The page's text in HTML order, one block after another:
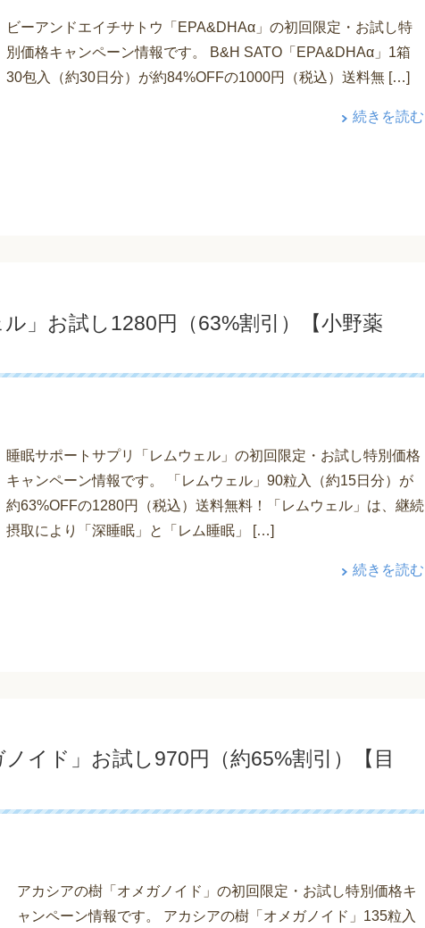
ビーアンドエイチサトウ「EPA&DHAα」の初回限定・お試し特
別価格キャンペーン情報です。 B&H SATO「EPA&DHAα」1箱
30包入（約30日分）が約84%OFFの1000円（税込）送料無 […]
続きを読む
」お試し1280円（63%割引）【小野薬
睡眠サポートサプリ「レムウェル」の初回限定・お試し特別価格
キャンペーン情報です。 「レムウェル」90粒入（約15日分）が
約63%OFFの1280円（税込）送料無料！「レムウェル」は、継続
摂取により「深睡眠」と「レム睡眠」 […]
続きを読む
イド」お試し970円（約65%割引）【目
アカシアの樹「オメガノイド」の初回限定・お試し特別価格キ
ャンペーン情報です。 アカシアの樹「オメガノイド」135粒入